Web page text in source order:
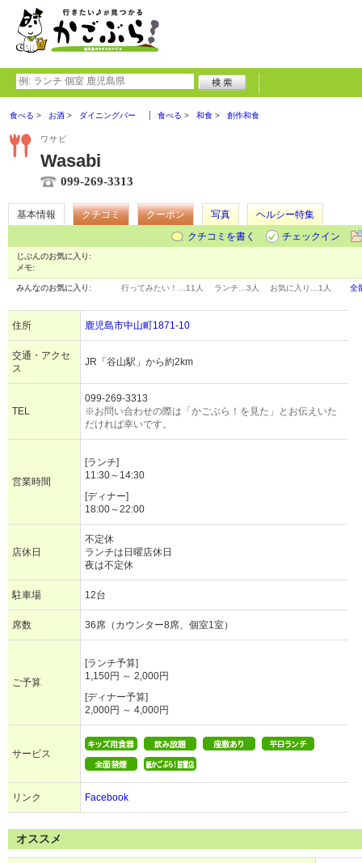
食べる お酒 ダイニングバー 食べる 和食 創作和食
ワサビ
Wasabi
099-269-3313
基本情報 クチコミ クーポン 写真
ヘルシー特集
クチコミを書く
チェックイン
じぶんのお気に入り:
メモ:
みんなのお気に入り: 行ってみたい！… 11人 ランチ… 3人 お気に入り… 1人 全
住所 鹿児島市中山町1871-10
交通・アクセ
ス
JR「谷山駅」から約2km
TEL
099-269-3313
※お問い合わせの際は「かごぶら！を見た」とお伝えいた
だければ幸いです。
営業時間
[ランチ]
11:30～14:30
[ディナー]
18:00～22:00
店休日
不定休
ランチは日曜店休日
夜は不定休
駐車場 12台
席数 36席（カウンター8席、個室1室）
ご予算
[ランチ予算]
1,150円 ～ 2,000円
[ディナー予算]
2,000円 ～ 4,000円
サービス
リンク Facebook
オススメ